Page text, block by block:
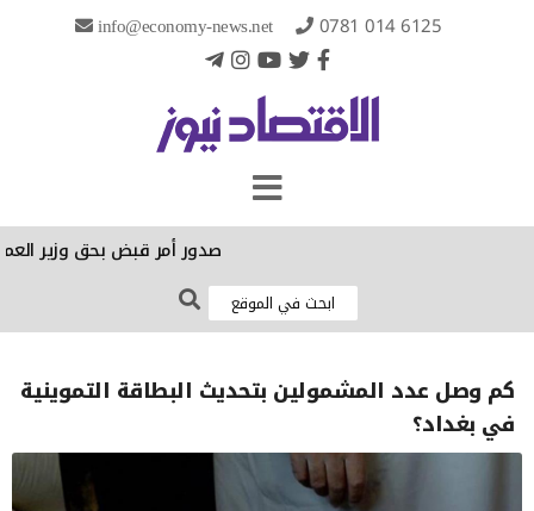
info@economy-news.net 0781 014 6125
صدور أمر قبض بحق وزير
كم وصل عدد المشمولين بتحديث البطاقة التموينية
في بغداد؟